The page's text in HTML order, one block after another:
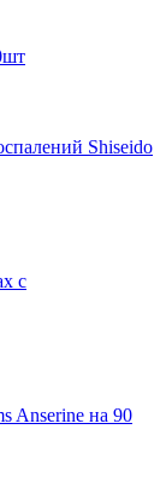
Shiseido
с
Anserine на 90